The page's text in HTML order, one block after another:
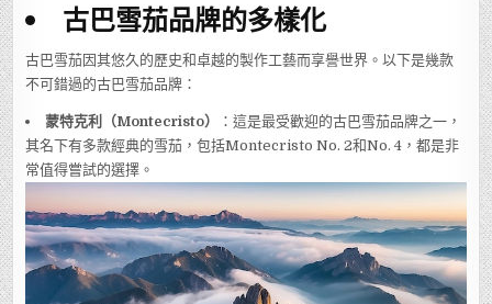
古巴雪茄品牌的多樣化
古巴雪茄因其悠久的歷史和卓越的製作工藝而享譽世界。以下是幾款
不可錯過的古巴雪茄品牌：
蒙特克利（Montecristo）
：這是最受歡迎的古巴雪茄品牌之一，
其名下有多款經典的雪茄，包括Montecristo No. 2和No. 4，都是非
常值得嘗試的選擇。